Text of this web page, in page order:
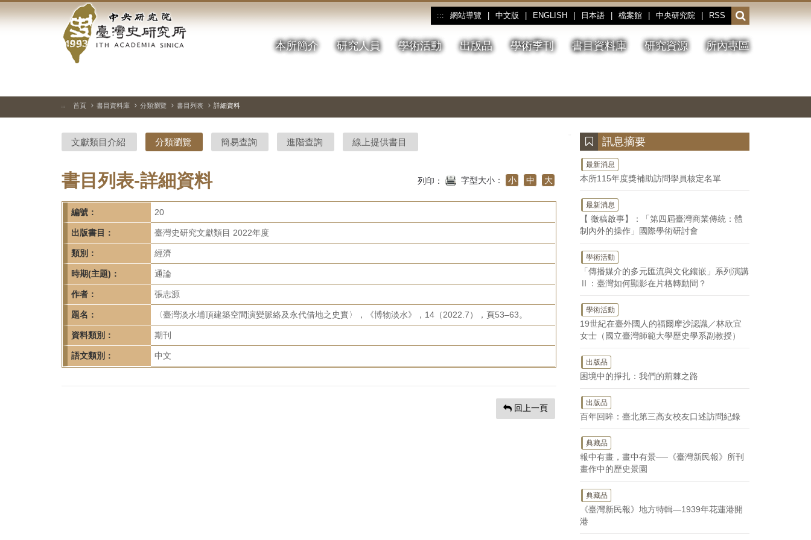
到
中
央
研
院-
臺
灣
史
研
究
所-
首
頁
::: 網站導覽 中文版 ENGLISH 日本語 檔案館 中央研究院 RSS
開
啟
或
收
本所簡介 研究人員 學術活動 出版品 學術季刊 書目資料庫 研究資源 所內專區
停、
圖
圖
結
::: 首頁 書目資料庫 分類瀏覽 書目列表 詳細資料
文獻類目介紹 分類瀏覽 簡易查詢 進階查詢 線上提供書目
書目列表-詳細資料 列印： 字型大小： 小 中 大
編號： 20
出版書目： 臺灣史研究文獻類目 2022年度
類別： 經濟
時期(主題)： 通論
作者： 張志源
題名： 〈臺灣淡水埔頂建築空間演變脈絡及永代借地之史實〉，《博物淡水》，14（2022.7），頁53–63。
資料類別： 期刊
語文類別： 中文
回上一頁
訊息摘要
最新消息
本所115年度獎補助訪問學員核定名單
最新消息
【 徵稿啟事】：「第四屆臺灣商業傳統：體
制內外的操作」國際學術研討會
學術活動
「傳播媒介的多元匯流與文化鑲嵌」系列演講
Ⅱ：臺灣如何顯影在片格轉動間？
學術活動
19世紀在臺外國人的福爾摩沙認識／林欣宜
女士（國立臺灣師範大學歷史學系副教授）
出版品
困境中的掙扎：我們的荊棘之路
出版品
百年回眸：臺北第三高女校友口述訪問紀錄
典藏品
報中有畫，畫中有景──《臺灣新民報》所刊
畫作中的歷史景園
典藏品
《臺灣新民報》地方特輯—1939年花蓮港開
港